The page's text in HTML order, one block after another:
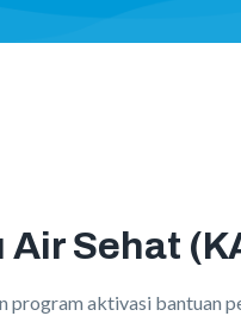
Sehat
program aktivasi bantuan